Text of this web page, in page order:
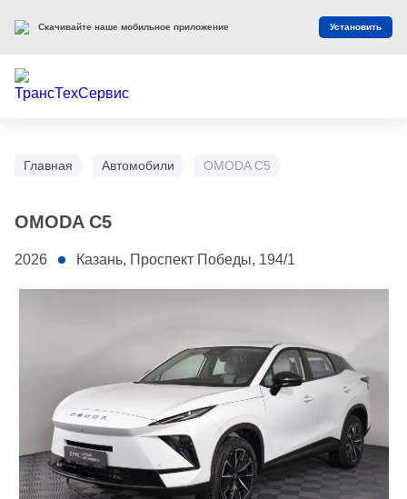
Главная Автомобили OMODA C5
OMODA C5
2026 Казань, Проспект Победы, 194/1
Скачивайте наше мобильное приложение Установить